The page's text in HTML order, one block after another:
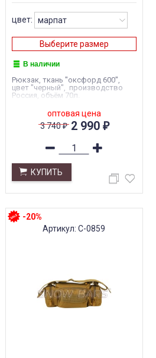
цвет:
Выберите размер
В наличии
Рюкзак, ткань "оксфорд 600",
цвет "черный", производство
Россия, объём 70л.
оптовая цена
3 740₽ 2 990₽
КУПИТЬ
-20%
Артикул: С-0859